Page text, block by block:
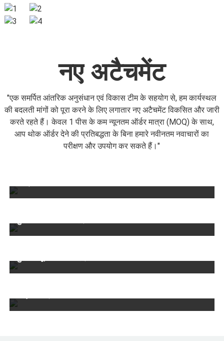
नए अटैचमेंट
"एक समर्पित आंतरिक अनुसंधान एवं विकास टीम के सहयोग से, हम कार्यस्थल
की बदलती मांगों को पूरा करने के लिए लगातार नए अटैचमेंट विकसित और जारी
करते रहते हैं। केवल 1 पीस के कम न्यूनतम ऑर्डर मात्रा (MOQ) के साथ,
आप थोक ऑर्डर देने की प्रतिबद्धता के बिना हमारे नवीनतम नवाचारों का
परीक्षण और उपयोग कर सकते हैं।"
सामग्री की ढुलाई, विध्वंस और वानिकी अनुप्रयोगों में
मजबूती और बहुमुखी प्रतिभा के लिए निर्मित, इसमें एक
करने के लिए डिज़ाइन किया गया, इसमें एक हेवी-ड्यूटी
रोटेटिंग ड्रम है जिसमें अनुकूलित मेश साइज हैं जो ऊपरी
यह आपके एक्सकेवेटर को एक मोबाइल बैचिंग स्टेशन में
"यह बाड़ और तटबंधों के पीछे दुर्गम क्षेत्रों तक आसानी से
पहुंच प्रदान करता है। राजमार्ग भूनिर्माण, नगरपालिका